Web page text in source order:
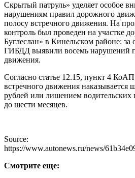
Скрытый патруль» уделяет особое
нарушениям правил дорожного
полосу встречного движения. На
контроль был проведен на участке
Буглеслан» в Кинельском районе: за
ГИБДД выявили восемь нарушений
движения.
Согласно статье 12.15, пункт 4
встречного движения наказывается
рублей или лишением водительских
до шести месяцев.
Source:
https://www.autonews.ru/news/
Смотрите еще: